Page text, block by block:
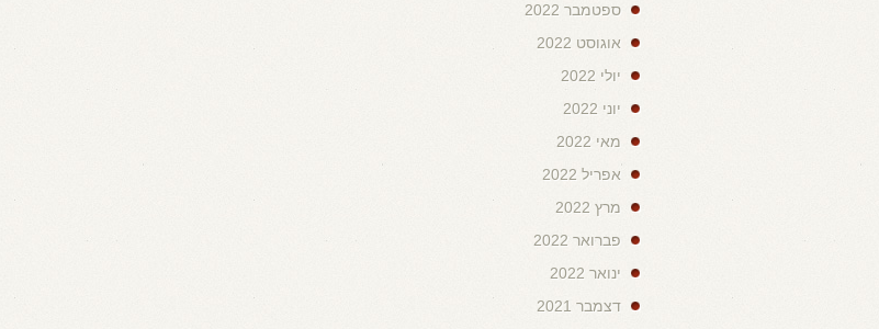
ספטמבר 2022
אוגוסט 2022
יולי 2022
יוני 2022
מאי 2022
אפריל 2022
מרץ 2022
פברואר 2022
ינואר 2022
דצמבר 2021